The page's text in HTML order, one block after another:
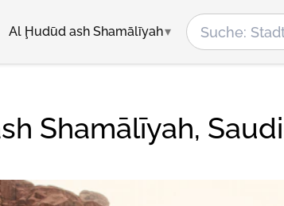
Al Ḩudūd ash Shamālīyah
Shamālīyah,